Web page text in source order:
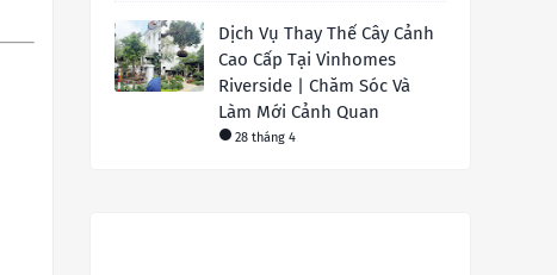
Dịch Vụ Thay Thế Cây Cảnh
Cao Cấp Tại Vinhomes
Riverside | Chăm Sóc Và
Làm Mới Cảnh Quan
28 tháng 4